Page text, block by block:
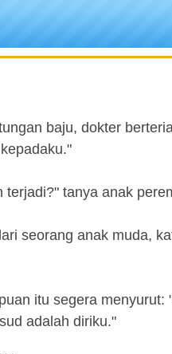
baju, dokter
terjadi?" tanya anak
seorang anak muda,
itu segera
adalah diriku."